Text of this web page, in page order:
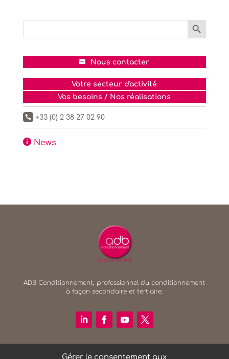
Gérer le consentement aux
Search
Search Button
Nous contacter
Votre secteur d'activité
Vos besoins / Nos réalisations
 +33 (0) 2 38 27 02 90
News
ADB Conditionnement, professionnel du conditionnement
à façon secondaire et tertiaire.
RECHERCHER SUR LE SITE